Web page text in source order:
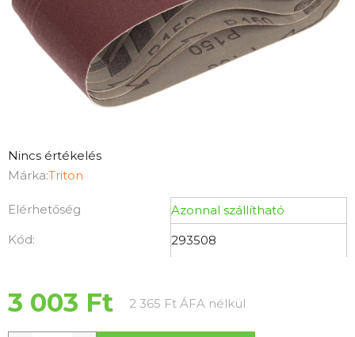
A
termék
értékelése
5-
csillag.
Nincs értékelés
Márka:Triton
Elérhetőség
Azonnal szállítható
Kód:
293508
3 003 Ft 2 365 Ft ÁFA nélkül